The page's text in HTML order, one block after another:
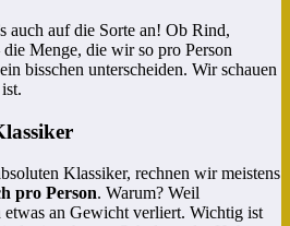
auch auf die Sorte an! Ob Rind,
Menge, die wir so pro Person
bisschen unterscheiden. Wir schauen
Klassiker, rechnen wir meistens
pro Person. Warum? Weil
an Gewicht verliert. Wichtig ist